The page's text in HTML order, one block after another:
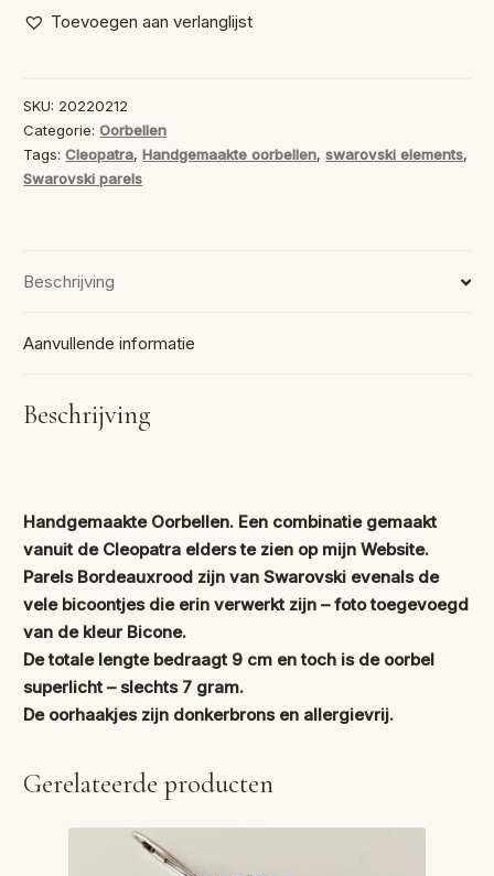
Swarovski
Toevoegen aan verlanglijst
SKU: 20220212
Categorie:Oorbellen
Tags:Cleopatra,Handgemaakte oorbellen,swarovski elements,
Swarovski parels
Beschrijving
Aanvullende informatie
Beschrijving
Handgemaakte Oorbellen. Een combinatie gemaakt
vanuit de Cleopatra elders te zien op mijn Website.
Parels Bordeauxrood zijn van Swarovski evenals de
vele bicoontjes die erin verwerkt zijn – foto toegevoegd
van de kleur Bicone.
De totale lengte bedraagt 9 cm en toch is de oorbel
superlicht – slechts 7 gram.
De oorhaakjes zijn donkerbrons en allergievrij.
Gerelateerde producten